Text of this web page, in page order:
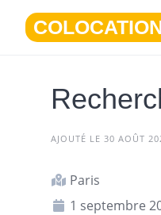
contenu
AJOUTÉ LE 30 AOÛT
Paris
1 septembre